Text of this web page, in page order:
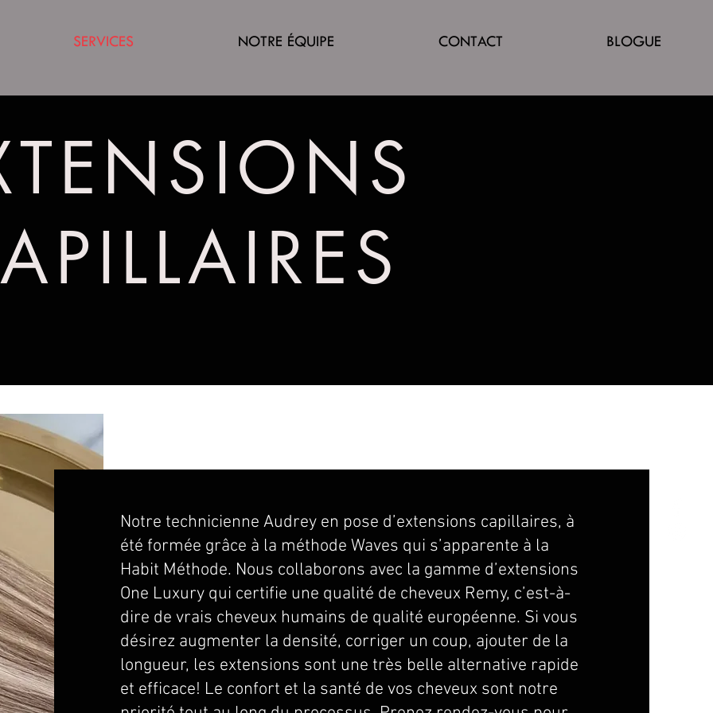
SERVICES NOTRE ÉQUIPE CONTACT BLOGUE
Notre technicienne Audrey en pose d’extensions capillaires, à
été formée grâce à la méthode Waves qui s’apparente à la
Habit Méthode. Nous collaborons avec la gamme d’extensions
One Luxury qui certifie une qualité de cheveux Remy, c’est-à-
dire de vrais cheveux humains de qualité européenne. Si vous
désirez augmenter la densité, corriger un coup, ajouter de la
longueur, les extensions sont une très belle alternative rapide
et efficace! Le confort et la santé de vos cheveux sont notre